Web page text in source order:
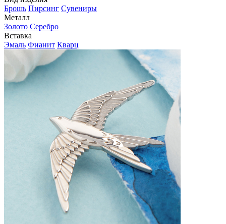
Брошь Пирсинг Сувениры
Металл
Золото Серебро
Вставка
Эмаль Фианит Кварц